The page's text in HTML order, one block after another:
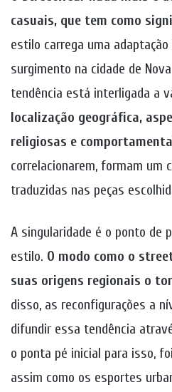
casuais, que tem como
estilo carrega uma
surgimento na cidade de
tendência está interligada a
localização geográfica,
religiosas e
correlacionarem, formam um
traduzidas nas peças
A singularidade é o ponto de
estilo. O modo como o
suas origens regionais o
disso, as reconfigurações a
difundir essa tendência
o ponta pé inicial para isso,
assim como os esportes